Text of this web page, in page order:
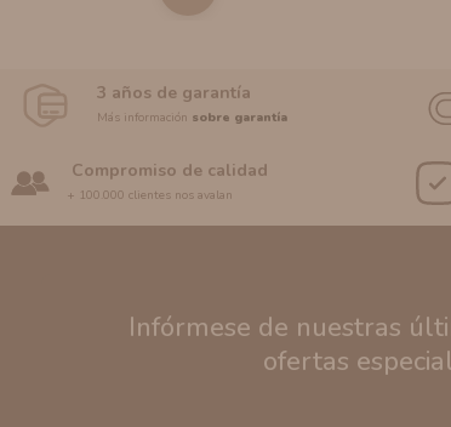
3 años de garantía
Más información sobre garantía
Compromiso de calidad
+ 100.000 clientes nos avalan
Infórmese de nuestras
ofertas